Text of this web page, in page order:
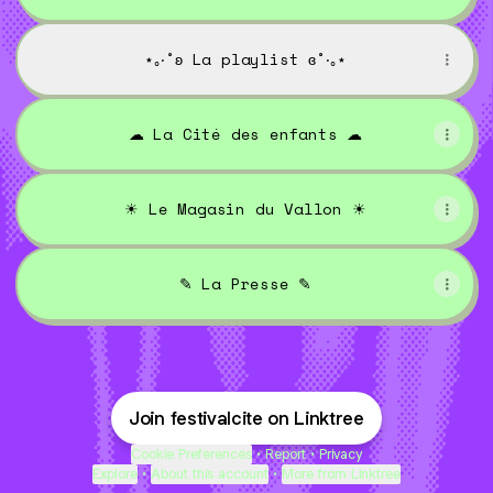
⋆｡‧˚ʚ La playlist ɞ˚‧｡⋆
☁︎ La Cité des enfants ☁︎
☀ Le Magasin du Vallon ☀
✎ La Presse ✎
Join festivalcite on Linktree
Cookie Preferences • Report • Privacy
Explore • About this account • More from Linktree